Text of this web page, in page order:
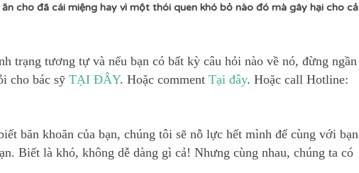
cho đã cái miệng hay vì một thói quen khó bỏ nào đó mà gây hại cho cả
trạng tương tự và nếu bạn có bất kỳ câu hỏi nào về nó, đừng ngần
cho bác sỹ TẠI ĐÂY. Hoặc comment Tại đây. Hoặc call Hotline:
băn khoăn của bạn, chúng tôi sẽ nỗ lực hết mình để cùng với bạn
Biết là khó, không dễ dàng gì cả! Nhưng cùng nhau, chúng ta có